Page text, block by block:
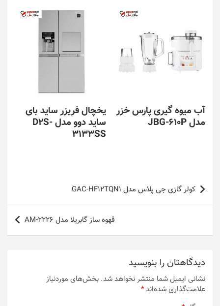
آب میوه گیری پارس خزر
مدل JBG-610P
یخچال فریزر ساید بای
ساید دوو مدل D2S-
3133SS
راهبری
نوشته
کولر گازی جی پلاس مدل GAC-HF12TQN1
قهوه ساز گابریلا مدل AM-2226
دیدگاهتان را بنویسید
نشانی ایمیل شما منتشر نخواهد شد. بخش‌های موردنیاز
علامت‌گذاری شده‌اند*